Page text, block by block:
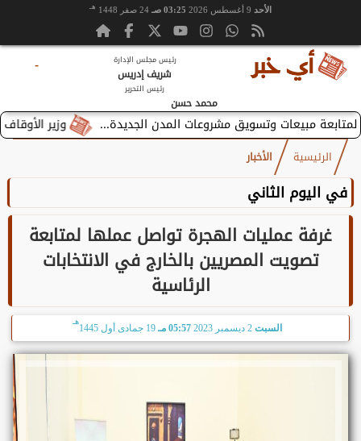
الأحد 03:25 صـ 24 صفر 1448 هـ
رئيس مجلس الإدارة
شريف إدريس
رئيس التحرير
محمد حسن
-
وزير الأوقاف
الرئيسية الأخبار
في اليوم الثاني
غرفة عمليات الهجرة تواصل عملها لمتابعة
تصويت المصريين بالخارج في الانتخابات
الرئاسية
السبت 05:57 مـ 19 جمادى أول 1445
هـ